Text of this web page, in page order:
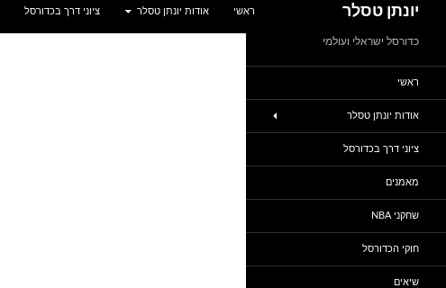
יונתן טסלר ראשי אודות יונתן טסלר ציוני דרך בכדורסל
כדורסל ישראלי ועולמי
ראשי
אודות יונתן טסלר
ציוני דרך בכדורסל
מאמנים
שחקני NBA
חוקי הכדורסל
שיאים